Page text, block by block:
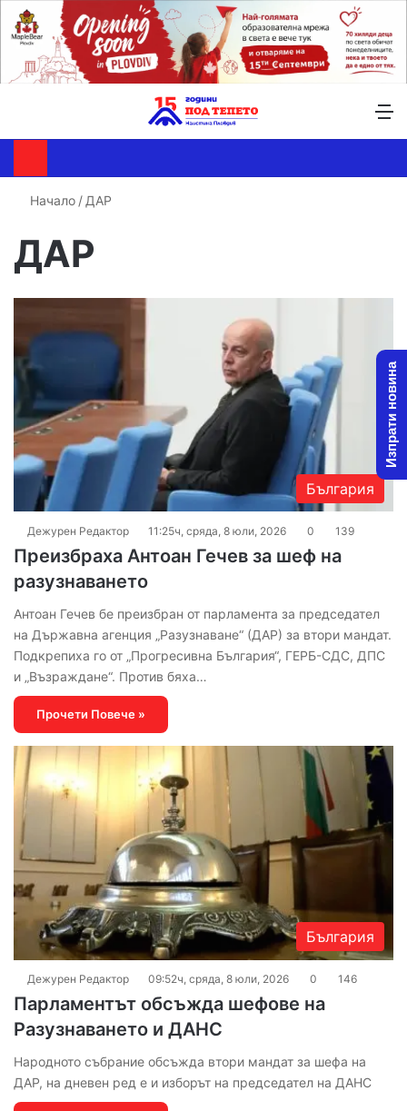
Начало / ДАР
ДАР
България
Дежурен Редактор 11:25ч, сряда, 8 юли, 2026 0 139
Преизбраха Антоан Гечев за шеф на
разузнаването
Антоан Гечев бе преизбран от парламента за председател
на Държавна агенция „Разузнаване“ (ДАР) за втори мандат.
Подкрепиха го от „Прогресивна България“, ГЕРБ-СДС, ДПС
и „Възраждане“. Против бяха…
Прочети Повече »
България
Дежурен Редактор 09:52ч, сряда, 8 юли, 2026 0 146
Парламентът обсъжда шефове на
Разузнаването и ДАНС
Народното събрание обсъжда втори мандат за шефа на
ДАР, на дневен ред е и изборът на председател на ДАНС
Изпрати новина